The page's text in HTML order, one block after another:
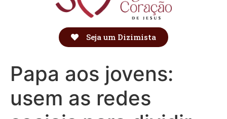
Seja um Dizimista
Papa aos jovens:
usem as redes